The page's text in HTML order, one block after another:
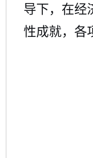
导下，在经
性成就，各